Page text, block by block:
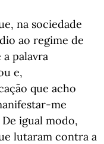
na sociedade
ao regime de
a palavra
e,
que acho
me
igual modo,
lutaram contra a